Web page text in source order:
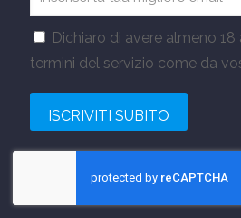
Dichiaro di avere almeno
termini del servizio come da